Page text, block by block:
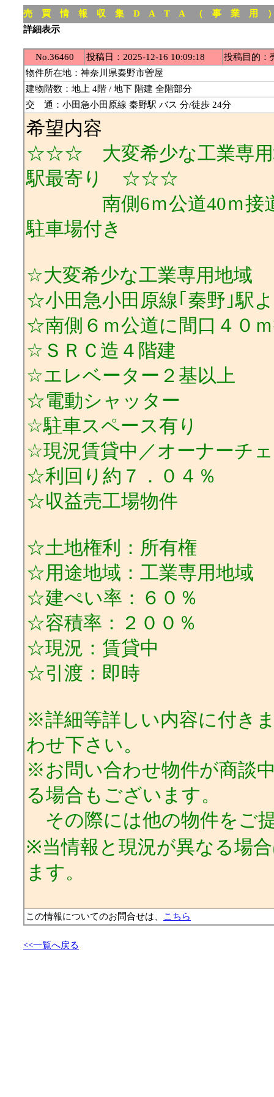
売 買 情 報 収 集 D A T A （ 事 業 用
詳細表示
No.36460 投稿日：2025-12-16 10:09:18
投稿目的：
物件所在地：神奈川県秦野市曽屋
建物階数：地上 4階 / 地下 階建 全階部分
交 通：小田急小田原線 秦野駅 バス 分/徒歩 24分
希望内容
☆☆☆ 大変希少な工業専用
駅最寄り ☆☆☆
南側6ｍ公道40ｍ接道/
駐車場付き
☆大変希少な工業専用地域
☆小田急小田原線｢秦野｣駅
☆南側６ｍ公道に間口４０
☆ＳＲＣ造４階建
☆エレベーター２基以上
☆電動シャッター
☆駐車スペース有り
☆現況賃貸中／オーナーチ
☆利回り約７．０４％
☆収益売工場物件
☆土地権利：所有権
☆用途地域：工業専用地域
☆建ぺい率：６０％
☆容積率：２００％
☆現況：賃貸中
☆引渡：即時
※詳細等詳しい内容に付き
わせ下さい。
※お問い合わせ物件が商談
る場合もございます。
その際には他の物件をご
※当情報と現況が異なる場
ます。
この情報についてのお問合せは、 こちら
<<一覧へ戻る